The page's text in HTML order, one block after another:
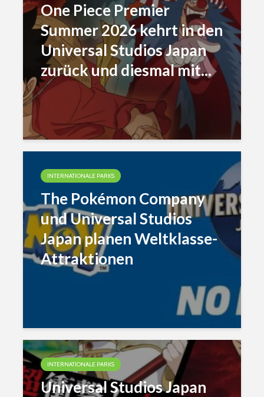
One Piece Premier
Summer 2026 kehrt in den
Universal Studios Japan
zurück und diesmal mit...
INTERNATIONALE PARKS
The Pokémon Company
und Universal Studios
Japan planen Weltklasse-
Attraktionen
INTERNATIONALE PARKS
Universal Studios Japan